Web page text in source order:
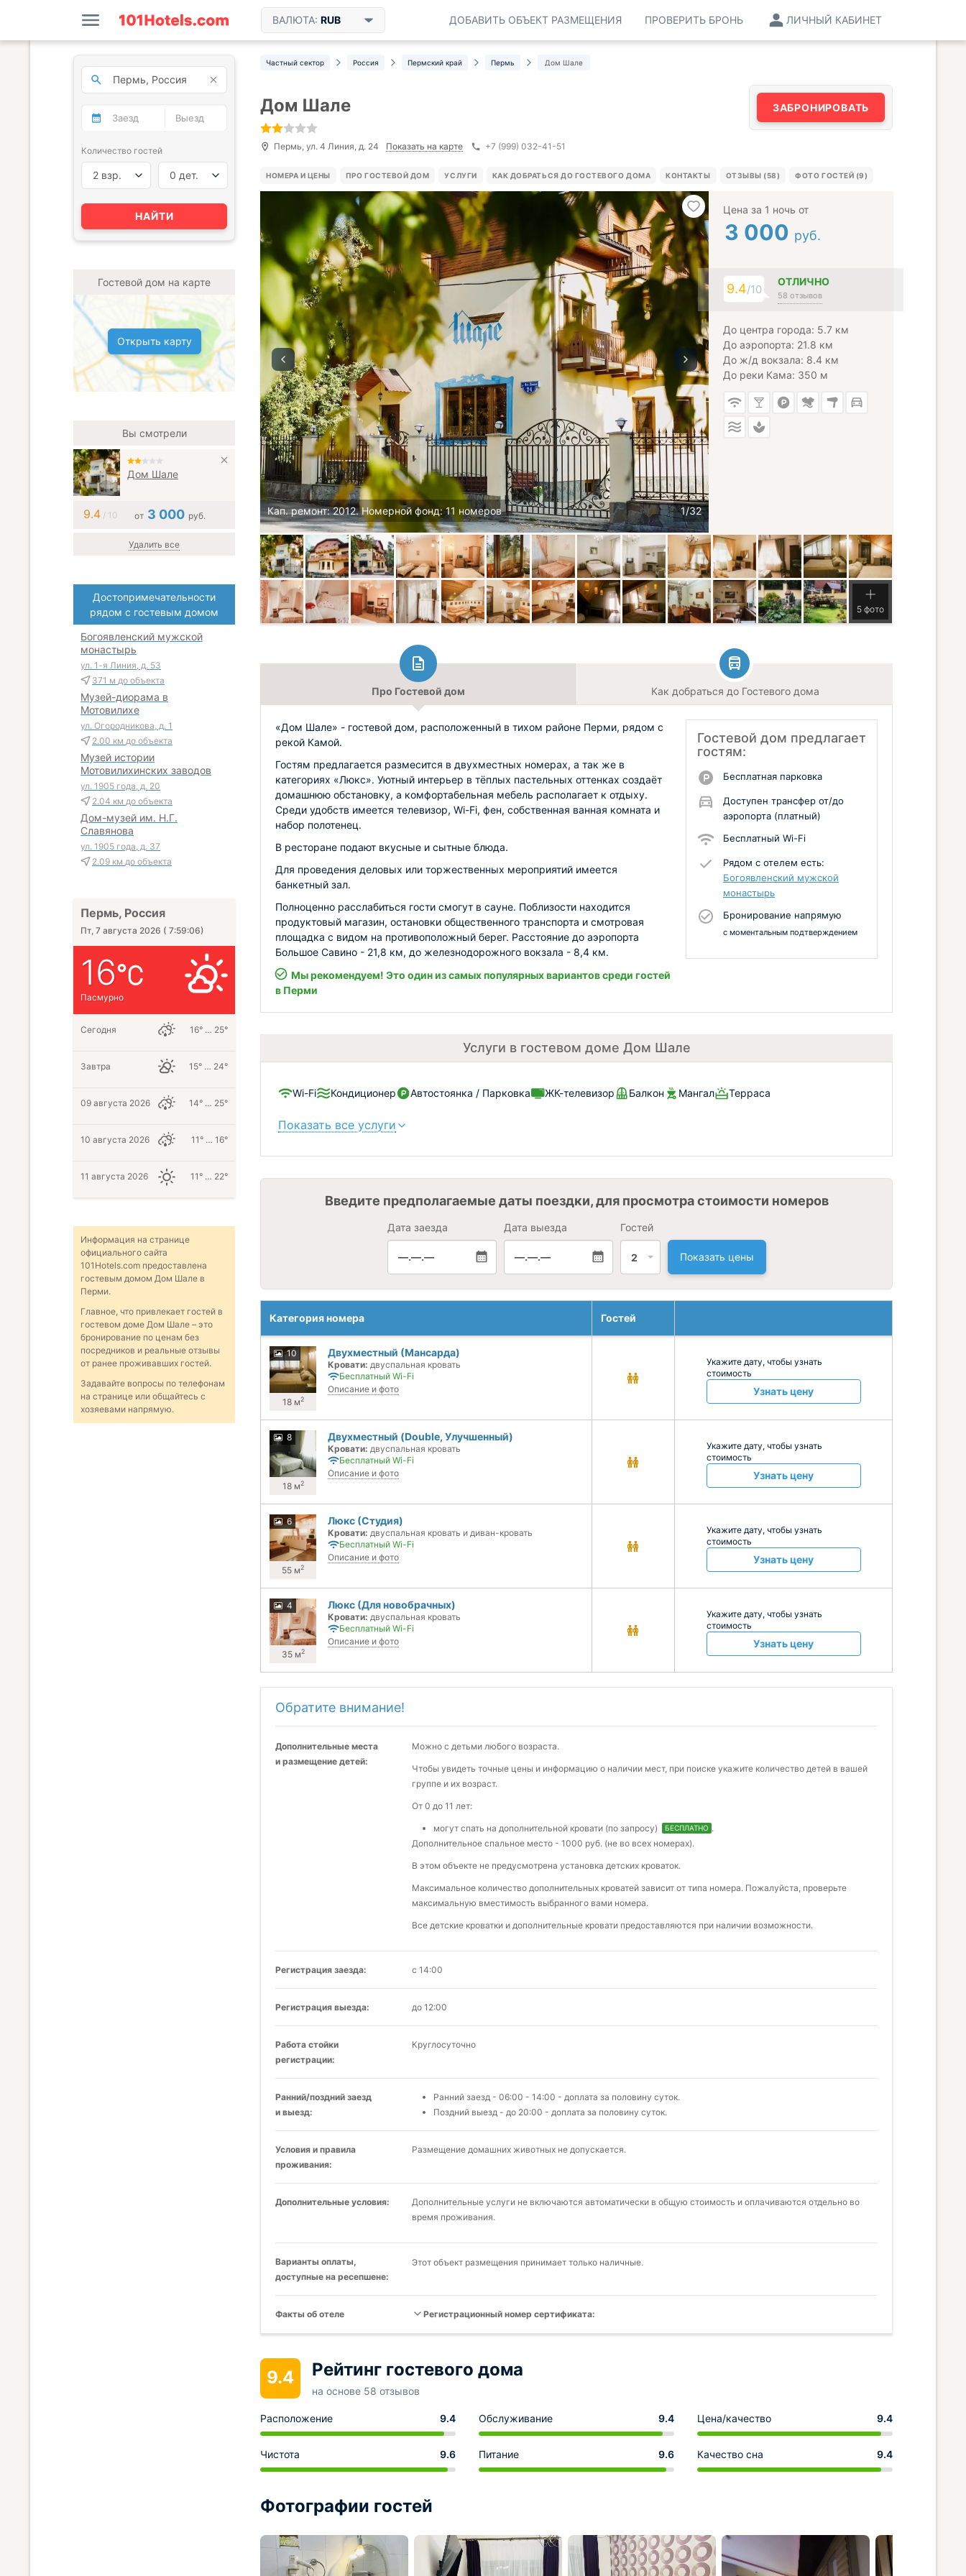
ВАЛЮТА: RUB ЛИЧНЫЙ КАБИНЕТ
ПРОВЕРИТЬ БРОНЬ
ДОБАВИТЬ ОБЪЕКТ РАЗМЕЩЕНИЯ
Частный сектор Россия Пермский край Пермь Дом Шале
Дом Шале
Пермь, ул. 4 Линия, д. 24 Показать на карте +7 (999) 032-41-51
ЗАБРОНИРОВАТЬ
НОМЕРА И ЦЕНЫ ПРО ГОСТЕВОЙ ДОМ УСЛУГИ КАК ДОБРАТЬСЯ ДО ГОСТЕВОГО ДОМА КОНТАКТЫ ОТЗЫВЫ (58) ФОТО ГОСТЕЙ (9)
Кап. ремонт: 2012. Номерной фонд: 11 номеров
Цена за 1 ночь от
3 000 руб.
9.4/10
ОТЛИЧНО
58 отзывов
До центра города: 5.7 км
До аэропорта: 21.8 км
До ж/д вокзала: 8.4 км
До реки Кама: 350 м
5 фото
Про Гостевой дом Как добраться до Гостевого дома
Гостевой дом предлагает
гостям:
Бесплатная парковка
Доступен трансфер от/до
аэропорта (платный)
Бесплатный Wi-Fi
Рядом с отелем есть:
Богоявленский мужской
монастырь
Бронирование напрямую
с моментальным подтверждением
«Дом Шале» - гостевой дом, расположенный в тихом районе Перми, рядом с
рекой Камой.
Гостям предлагается размесится в двухместных номерах, а так же в
категориях «Люкс». Уютный интерьер в тёплых пастельных оттенках создаёт
домашнюю обстановку, а комфортабельная мебель располагает к отдыху.
Среди удобств имеется телевизор, Wi-Fi, фен, собственная ванная комната и
набор полотенец.
В ресторане подают вкусные и сытные блюда.
Для проведения деловых или торжественных мероприятий имеется
банкетный зал.
Полноценно расслабиться гости смогут в сауне. Поблизости находится
продуктовый магазин, остановки общественного транспорта и смотровая
площадка с видом на противоположный берег. Расстояние до аэропорта
Большое Савино - 21,8 км, до железнодорожного вокзала - 8,4 км.
Мы рекомендуем! Это один из самых популярных вариантов среди гостей
в Перми
Услуги в гостевом доме Дом Шале
Wi-Fi Кондиционер Автостоянка / Парковка ЖК-телевизор Балкон Мангал Терраса
Показать все услуги
Введите предполагаемые даты поездки, для просмотра стоимости номеров
Дата заезда
—.—.—
Дата выезда
—.—.—
Гостей
2 Показать цены
Категория номера Гостей
10
18 м2
Двухместный (Мансарда)
Кровати: двуспальная кровать
Бесплатный Wi-Fi
Описание и фото
Укажите дату, чтобы узнать
стоимость
Узнать цену
8
18 м2
Двухместный (Double, Улучшенный)
Кровати: двуспальная кровать
Бесплатный Wi-Fi
Описание и фото
Укажите дату, чтобы узнать
стоимость
Узнать цену
6
55 м2
Люкс (Студия)
Кровати: двуспальная кровать и диван-кровать
Бесплатный Wi-Fi
Описание и фото
Укажите дату, чтобы узнать
стоимость
Узнать цену
4
35 м2
Люкс (Для новобрачных)
Кровати: двуспальная кровать
Бесплатный Wi-Fi
Описание и фото
Укажите дату, чтобы узнать
стоимость
Узнать цену
Обратите внимание!
Дополнительные места
и размещение детей:
Можно с детьми любого возраста.
Чтобы увидеть точные цены и информацию о наличии мест, при поиске укажите количество детей в вашей
группе и их возраст.
От 0 до 11 лет:
могут спать на дополнительной кровати (по запросу) БЕСПЛАТНО .
Дополнительное спальное место - 1000 руб. (не во всех номерах).
В этом объекте не предусмотрена установка детских кроваток.
Максимальное количество дополнительных кроватей зависит от типа номера. Пожалуйста, проверьте
максимальную вместимость выбранного вами номера.
Все детские кроватки и дополнительные кровати предоставляются при наличии возможности.
Регистрация заезда: с 14:00
Регистрация выезда: до 12:00
Работа стойки
регистрации:
Круглосуточно
Ранний/поздний заезд
и выезд:
Ранний заезд - 06:00 - 14:00 - доплата за половину суток.
Поздний выезд - до 20:00 - доплата за половину суток.
Условия и правила
проживания:
Размещение домашних животных не допускается.
Дополнительные условия:
Дополнительные услуги не включаются автоматически в общую стоимость и оплачиваются отдельно во
время проживания.
Варианты оплаты,
доступные на ресепшене:
Этот объект размещения принимает только наличные.
Факты об отеле Регистрационный номер сертификата:
9.4 Рейтинг гостевого дома
на основе 58 отзывов
Расположение 9.4 Обслуживание 9.4 Цена/качество 9.4
Чистота 9.6 Питание 9.6 Качество сна 9.4
Фотографии гостей
Количество гостей
2 взр. 0 дет.
НАЙТИ
Гостевой дом на карте
Открыть карту
Вы смотрели
Дом Шале
9.4/ 10 от 3 000 руб.
Удалить все
Достопримечательности
рядом с гостевым домом
Богоявленский мужской
монастырь
ул. 1-я Линия, д. 53
371 м до объекта
Музей-диорама в
Мотовилихе
ул. Огородникова, д. 1
2.00 км до объекта
Музей истории
Мотовилихинских заводов
ул. 1905 года, д. 20
2.04 км до объекта
Дом-музей им. Н.Г.
Славянова
ул. 1905 года, д. 37
2.09 км до объекта
Пермь, Россия
Пт, 7 августа 2026 ( 7:59:08)
16
Пасмурно
Сегодня 16° … 25°
Завтра 15° … 24°
09 августа 2026 14° … 25°
10 августа 2026 11° … 16°
11 августа 2026 11° … 22°
Информация на странице
официального сайта
101Hotels.com предоставлена
гостевым домом Дом Шале в
Перми.
Главное, что привлекает гостей в
гостевом доме Дом Шале – это
бронирование по ценам без
посредников и реальные отзывы
от ранее проживавших гостей.
Задавайте вопросы по телефонам
на странице или общайтесь с
хозяевами напрямую.